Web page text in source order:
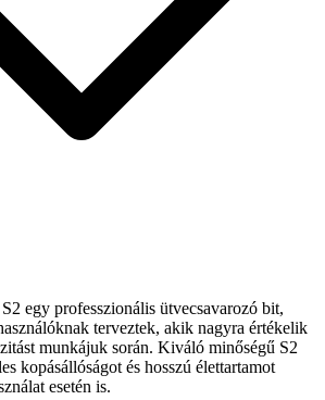
egy professzionális ütvecsavarozó bit,
terveztek, akik nagyra értékelik
munkájuk során. Kiváló minőségű S2
kopásállóságot és hosszú élettartamot
esetén is.